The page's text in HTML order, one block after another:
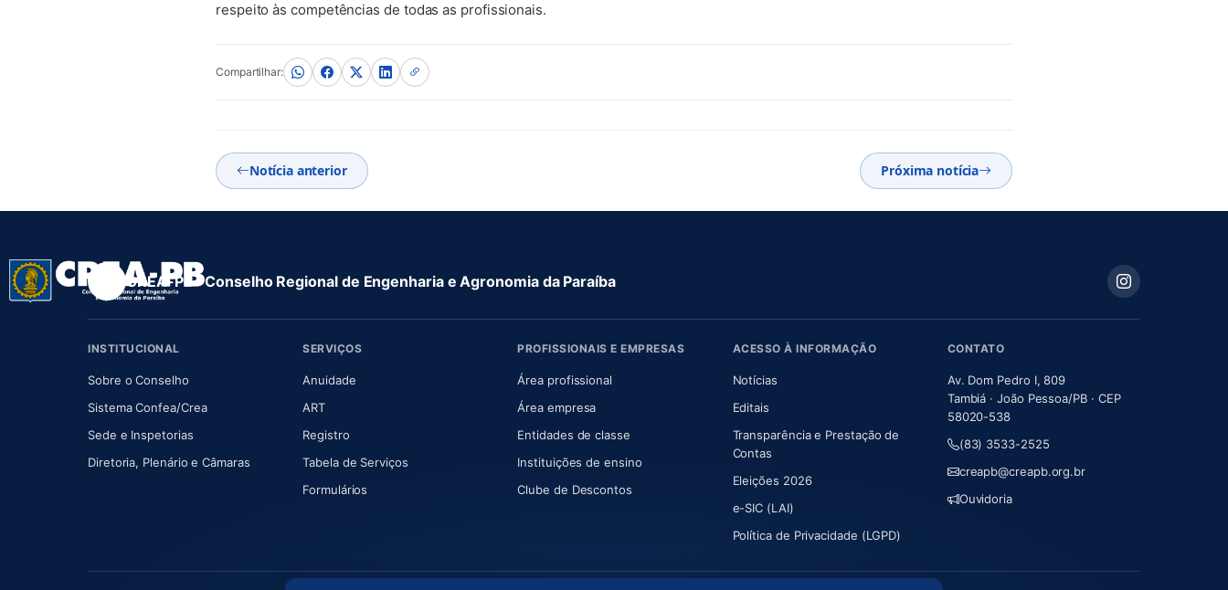
respeito às competências de todas as profissionais.
Compartilhar:
Notícia anterior Próxima notícia
CREA-PB · Conselho Regional de Engenharia e Agronomia da Paraíba
INSTITUCIONAL
Sobre o Conselho(abre em nova aba)
Sistema Confea/Crea(abre em nova aba)
Sede e Inspetorias
Diretoria, Plenário e Câmaras(abre em nova aba)
SERVIÇOS
Anuidade(abre em nova aba)
ART(abre em nova aba)
Registro
Tabela de Serviços
Formulários
PROFISSIONAIS E EMPRESAS
Área profissional
Área empresa
Entidades de classe
Instituições de ensino
Clube de Descontos
ACESSO À INFORMAÇÃO
Notícias
Editais
Transparência e Prestação de
Contas
Eleições 2026
e-SIC (LAI)
Política de Privacidade (LGPD)
CONTATO
Av. Dom Pedro I, 809
Tambiá · João Pessoa/PB · CEP
58020-538
(83) 3533-2525
creapb@creapb.org.br
Ouvidoria